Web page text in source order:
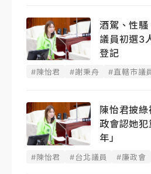
酒駕、性
議員初選3
登記
#陳怡君 #謝秉舟 #直轄市議
陳怡君披
政會認她
年」
#陳怡君 #台北議員 #廉政會